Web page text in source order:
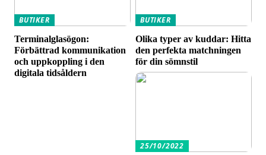
BUTIKER
Terminalglasögon:
Förbättrad kommunikation
och uppkoppling i den
digitala tidsåldern
BUTIKER
Olika typer av kuddar: Hitta
den perfekta matchningen
för din sömnstil
25/10/2022